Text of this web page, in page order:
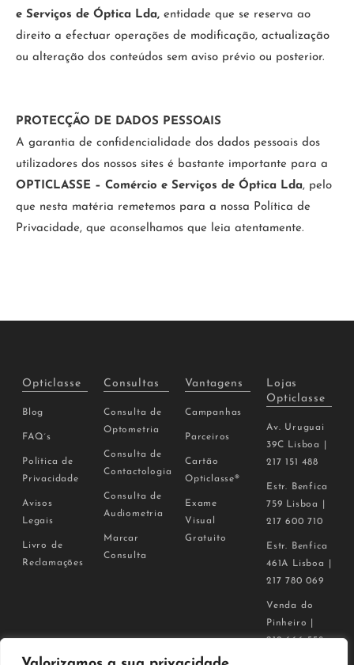
e Serviços de Óptica Lda, entidade que se reserva ao
direito a efectuar operações de modificação, actualização
ou alteração dos conteúdos sem aviso prévio ou posterior.
PROTECÇÃO DE DADOS PESSOAIS
A garantia de confidencialidade dos dados pessoais dos
utilizadores dos nossos sites é bastante importante para a
OPTICLASSE – Comércio e Serviços de Óptica Lda, pelo
que nesta matéria remetemos para a nossa Política de
Privacidade, que aconselhamos que leia atentamente.
Opticlasse
Blog
FAQ´s
Política de
Privacidade
Avisos
Legais
Livro de
Reclamações
Consultas
Consulta de
Optometria
Consulta de
Contactologia
Consulta de
Audiometria
Marcar
Consulta
Vantagens
Campanhas
Parceiros
Cartão
Opticlasse®
Exame
Visual
Gratuito
Lojas
Opticlasse
Av. Uruguai
39C Lisboa |
217 151 488
Estr. Benfica
759 Lisboa |
217 600 710
Estr. Benfica
461A Lisboa |
217 780 069
Venda do
Pinheiro |
219 666 558